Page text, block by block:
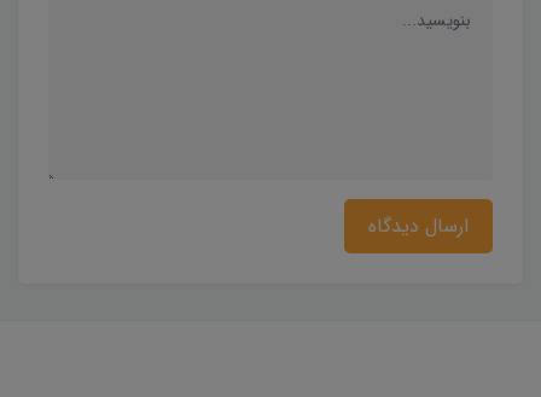
ارسال دیدگاه